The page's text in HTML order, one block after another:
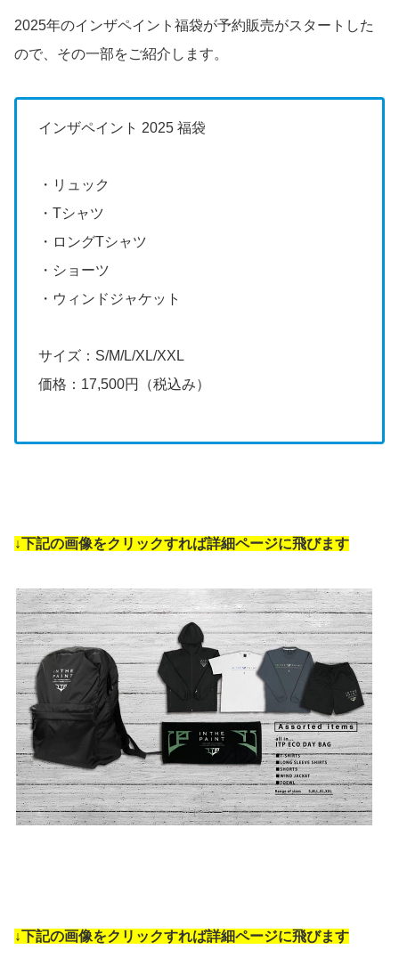
2025年のインザペイント福袋が予約販売がスタートした
ので、その一部をご紹介します。
インザペイント 2025 福袋
・リュック
・Tシャツ
・ロングTシャツ
・ショーツ
・ウィンドジャケット
サイズ：S/M/L/XL/XXL
価格：17,500円（税込み）
↓下記の画像をクリックすれば詳細ページに飛びます
↓下記の画像をクリックすれば詳細ページに飛びます